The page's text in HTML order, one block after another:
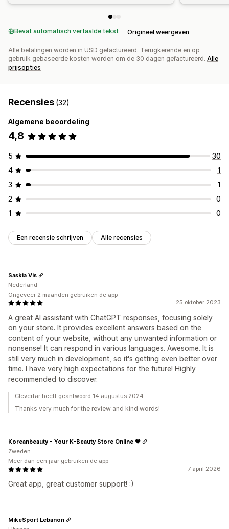
Bevat automatisch vertaalde tekst Origineel weergeven
Alle betalingen worden in USD gefactureerd. Terugkerende en op
gebruik gebaseerde kosten worden om de 30 dagen gefactureerd. Alle
prijsopties
Recensies (32)
Algemene beoordeling
4,8
5
30
4
1
3
1
2
0
1
0
Een recensie schrijven Alle recensies
25 oktober 2023
A great AI assistant with ChatGPT responses, focusing solely
on your store. It provides excellent answers based on the
content of your website, without any unwanted information or
nonsense! It can respond in various languages. Awesome. It is
still very much in development, so it's getting even better over
time. I have very high expectations for the future! Highly
recommended to discover.
Saskia Vis
Nederland
Ongeveer 2 maanden gebruiken de app
Clevertar heeft geantwoord 14 augustus 2024
Thanks very much for the review and kind words!
7 april 2026
Great app, great customer support! :)
Koreanbeauty - Your K-Beauty Store Online ♥
Zweden
Meer dan een jaar gebruiken de app
MikeSport Lebanon